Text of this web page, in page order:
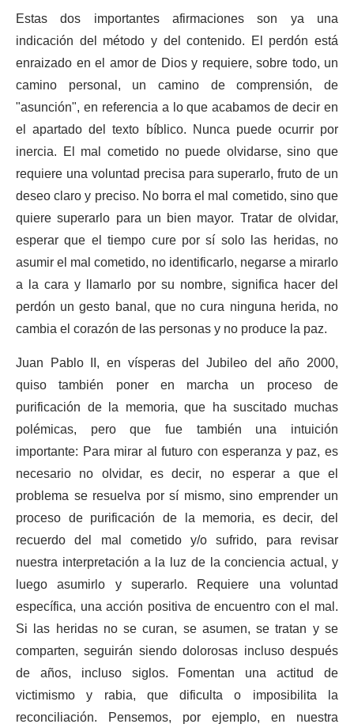
Estas dos importantes afirmaciones son ya una
indicación del método y del contenido. El perdón está
enraizado en el amor de Dios y requiere, sobre todo, un
camino personal, un camino de comprensión, de
"asunción", en referencia a lo que acabamos de decir en
el apartado del texto bíblico. Nunca puede ocurrir por
inercia. El mal cometido no puede olvidarse, sino que
requiere una voluntad precisa para superarlo, fruto de un
deseo claro y preciso. No borra el mal cometido, sino que
quiere superarlo para un bien mayor. Tratar de olvidar,
esperar que el tiempo cure por sí solo las heridas, no
asumir el mal cometido, no identificarlo, negarse a mirarlo
a la cara y llamarlo por su nombre, significa hacer del
perdón un gesto banal, que no cura ninguna herida, no
cambia el corazón de las personas y no produce la paz.
Juan Pablo II, en vísperas del Jubileo del año 2000,
quiso también poner en marcha un proceso de
purificación de la memoria, que ha suscitado muchas
polémicas, pero que fue también una intuición
importante: Para mirar al futuro con esperanza y paz, es
necesario no olvidar, es decir, no esperar a que el
problema se resuelva por sí mismo, sino emprender un
proceso de purificación de la memoria, es decir, del
recuerdo del mal cometido y/o sufrido, para revisar
nuestra interpretación a la luz de la conciencia actual, y
luego asumirlo y superarlo. Requiere una voluntad
específica, una acción positiva de encuentro con el mal.
Si las heridas no se curan, se asumen, se tratan y se
comparten, seguirán siendo dolorosas incluso después
de años, incluso siglos. Fomentan una actitud de
victimismo y rabia, que dificulta o imposibilita la
reconciliación. Pensemos, por ejemplo, en nuestra